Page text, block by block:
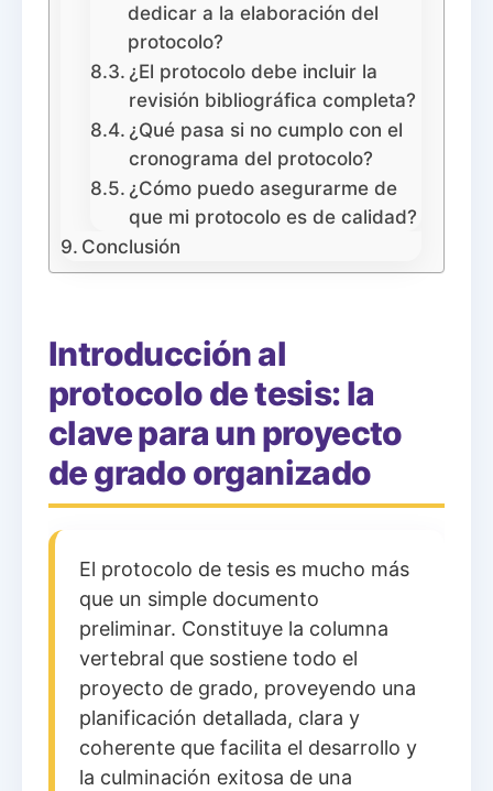
dedicar a la elaboración del
protocolo?
¿El protocolo debe incluir la
revisión bibliográfica completa?
¿Qué pasa si no cumplo con el
cronograma del protocolo?
¿Cómo puedo asegurarme de
que mi protocolo es de calidad?
Conclusión
Introducción al
protocolo de tesis: la
clave para un proyecto
de grado organizado
El protocolo de tesis es mucho más
que un simple documento
preliminar. Constituye la columna
vertebral que sostiene todo el
proyecto de grado, proveyendo una
planificación detallada, clara y
coherente que facilita el desarrollo y
la culminación exitosa de una